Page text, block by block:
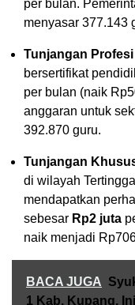
per bulan.
menyasar 377.143
Tunjangan Profesi
bersertifikat
per bulan (naik
anggaran untuk
392.870 guru.
Tunjangan
di wilayah
mendapatkan
sebesar Rp2 juta
naik menjadi
BACA JUGA
1 Kab. Kupang,